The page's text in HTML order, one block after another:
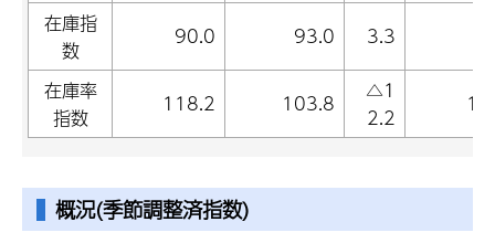
在庫指
数
90.0 93.0 3.3
在庫率
指数
118.2 103.8
△1
2.2
概況(季節調整済指数)